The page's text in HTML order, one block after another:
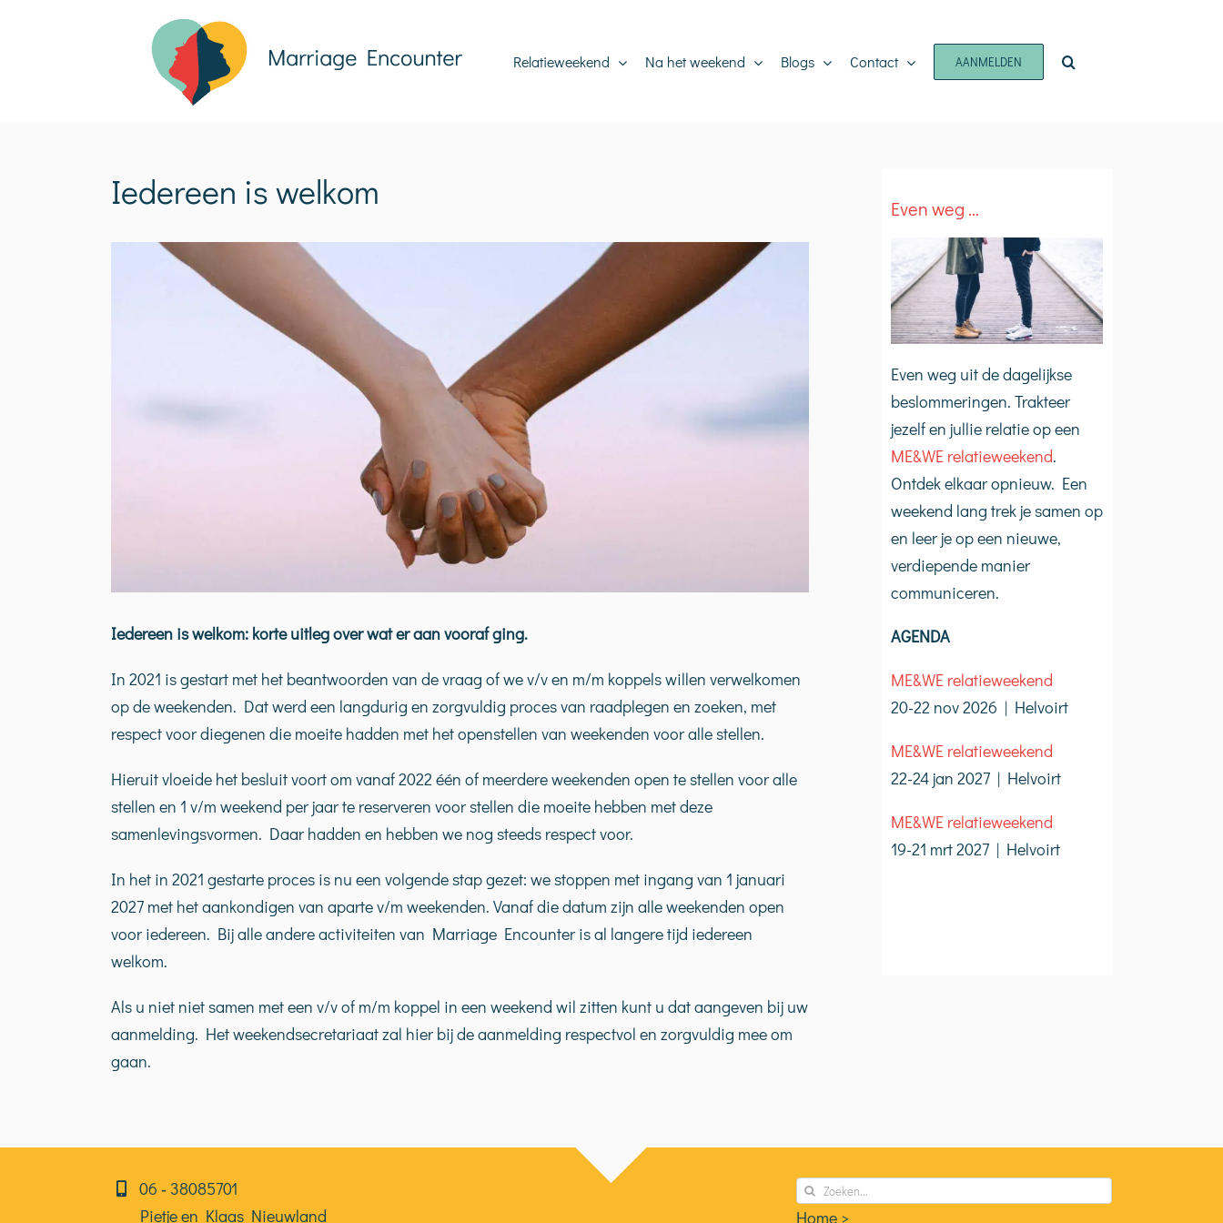
Relatieweekend Na het weekend Blogs Contact AANMELDEN
Iedereen is welkom
Iedereen is welkom: korte uitleg over wat er aan vooraf ging.
In 2021 is gestart met het beantwoorden van de vraag of we v/v en m/m koppels willen verwelkomen
op de weekenden. Dat werd een langdurig en zorgvuldig proces van raadplegen en zoeken, met
respect voor diegenen die moeite hadden met het openstellen van weekenden voor alle stellen.
Hieruit vloeide het besluit voort om vanaf 2022 één of meerdere weekenden open te stellen voor alle
stellen en 1 v/m weekend per jaar te reserveren voor stellen die moeite hebben met deze
samenlevingsvormen. Daar hadden en hebben we nog steeds respect voor.
In het in 2021 gestarte proces is nu een volgende stap gezet: we stoppen met ingang van 1 januari
2027 met het aankondigen van aparte v/m weekenden. Vanaf die datum zijn alle weekenden open
voor iedereen. Bij alle andere activiteiten van Marriage Encounter is al langere tijd iedereen
welkom.
Als u niet niet samen met een v/v of m/m koppel in een weekend wil zitten kunt u dat aangeven bij uw
aanmelding. Het weekendsecretariaat zal hier bij de aanmelding respectvol en zorgvuldig mee om
gaan.
Even weg …
Even weg uit de dagelijkse
beslommeringen. Trakteer
jezelf en jullie relatie op een
ME&WE relatieweekend.
Ontdek elkaar opnieuw. Een
weekend lang trek je samen op
en leer je op een nieuwe,
verdiepende manier
communiceren.
AGENDA
ME&WE relatieweekend
20-22 nov 2026 | Helvoirt
ME&WE relatieweekend
22-24 jan 2027 | Helvoirt
ME&WE relatieweekend
19-21 mrt 2027 | Helvoirt
06⁠⁠ ‑ 38085701
Pietje en Klaas Nieuwland
Zoeken
naar:
Home >